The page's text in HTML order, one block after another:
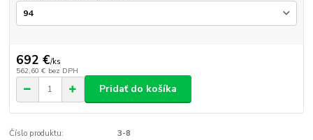
692 €/ks
562,60 € bez DPH
Pridať do košíka
Číslo produktu: 3-8